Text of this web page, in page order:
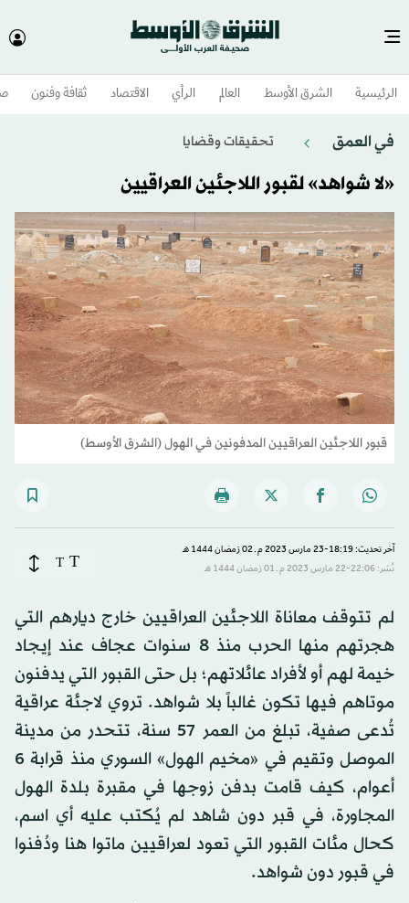
الرئيسية الشرق الأوسط​ العالم الرأي الاقتصاد ثقافة وفنون
في العمق تحقيقات وقضايا
«لا شواهد» لقبور اللاجئين العراقيين
قبور اللاجئين العراقيين المدفونين في الهول (الشرق الأوسط)
آخر تحديث: 18:19-23 مارس 2023 م ـ 02 رَمضان 1444 هـ
نُشر: 22:06-22 مارس 2023 م ـ 01 رَمضان 1444 هـ
T
T
لم تتوقف معاناة اللاجئين العراقيين خارج ديارهم التي
هجرتهم منها الحرب منذ 8 سنوات عجاف عند إيجاد
خيمة لهم أو لأفراد عائلاتهم؛ بل حتى القبور التي يدفنون
موتاهم فيها تكون غالباً بلا شواهد. تروي لاجئة عراقية
تُدعى صفية، تبلغ من العمر 57 سنة، تتحدر من مدينة
الموصل وتقيم في «مخيم الهول» السوري منذ قرابة 6
أعوام، كيف قامت بدفن زوجها في مقبرة بلدة الهول
المجاورة، في قبر دون شاهد لم يُكتب عليه أي اسم،
كحال مئات القبور التي تعود لعراقيين ماتوا هنا ودُفنوا
في قبور دون شواهد.